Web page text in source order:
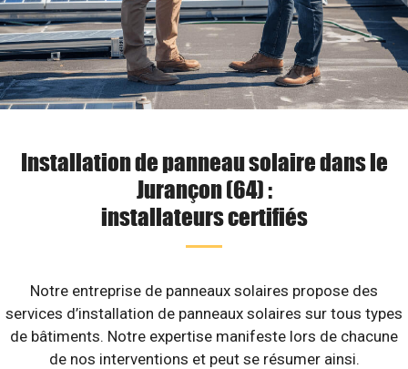
Installation de panneau solaire dans le
Jurançon (64) :
installateurs certifiés
Notre entreprise de panneaux solaires propose des
services d’installation de panneaux solaires sur tous types
de bâtiments. Notre expertise manifeste lors de chacune
de nos interventions et peut se résumer ainsi.